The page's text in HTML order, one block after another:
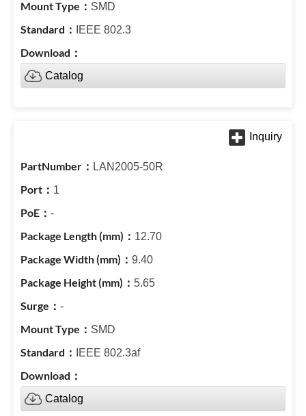
SMD
IEEE 802.3
Catalog
LAN2005-50R
1
-
12.70
9.40
5.65
-
SMD
IEEE 802.3af
Catalog